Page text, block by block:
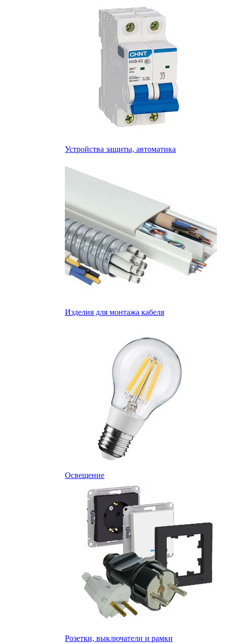
Устройства защиты, автоматика
Изделия для монтажа кабеля
Освещение
Розетки, выключатели и рамки